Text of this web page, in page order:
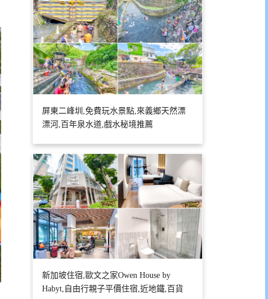
屏東二峰圳,免費玩水景點,來義鄉天然漂
漂河,百年泉水道,戲水秘境推薦
新加坡住宿,歐文之家Owen House by
Habyt,自由行親子平價住宿,近地鐵,百貨